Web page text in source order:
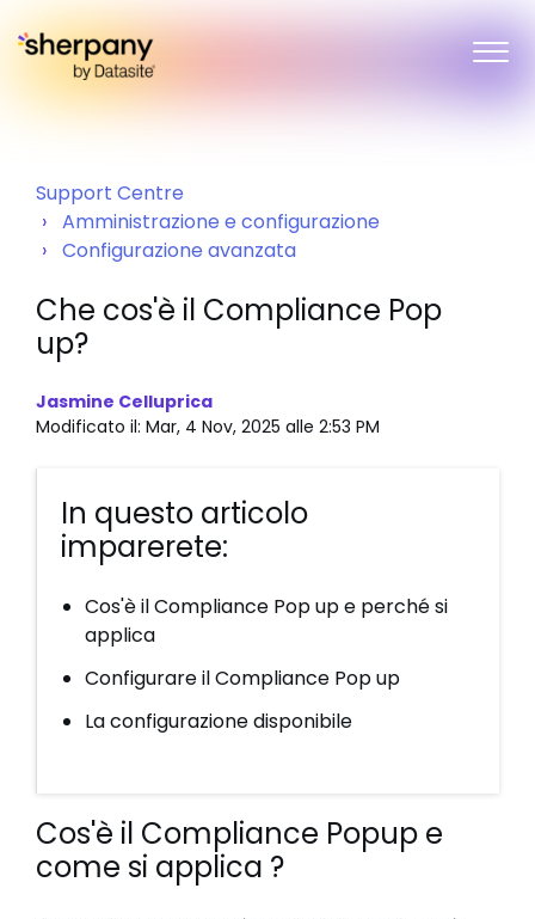
Support Centre
Amministrazione e configurazione
Configurazione avanzata
Che cos'è il Compliance Pop
up?
Jasmine Celluprica
Modificato il: Mar, 4 Nov, 2025 alle 2:53 PM
In questo articolo
imparerete:
Cos'è il Compliance Pop up e perché si
applica
Configurare il Compliance Pop up
La configurazione disponibile
Cos'è il Compliance Popup e
come si applica ?